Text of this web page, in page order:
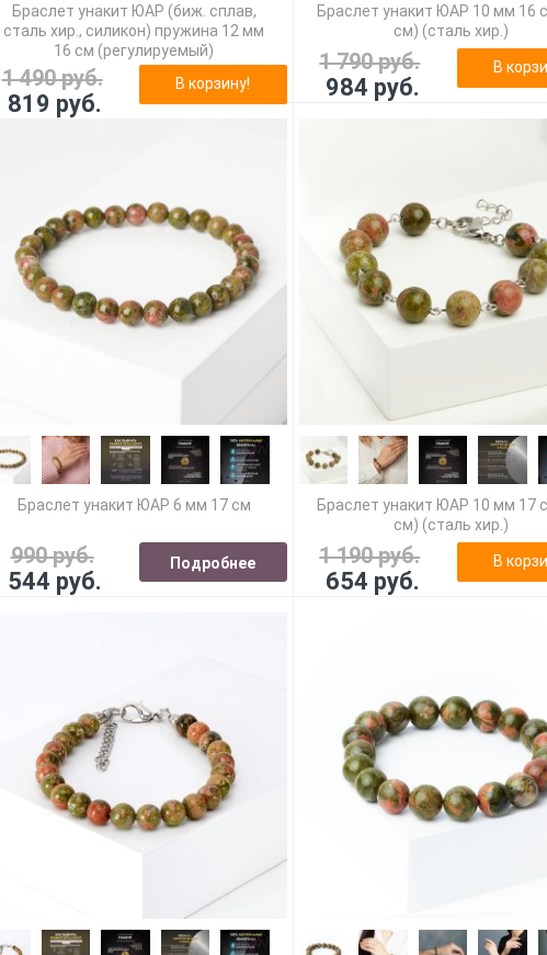
Браслет унакит ЮАР (биж. сплав,
сталь хир., силикон) пружина 12 мм
16 см (регулируемый)
1 490 руб.
819 руб.
В корзину!
Браслет унакит ЮАР 10 мм 16
см) (сталь хир.)
1 790 руб.
984 руб.
В
Браслет унакит ЮАР 6 мм 17 см
990 руб.
544 руб.
Подробнее
Браслет унакит ЮАР 10 мм 17
см) (сталь хир.)
1 190 руб.
654 руб.
В